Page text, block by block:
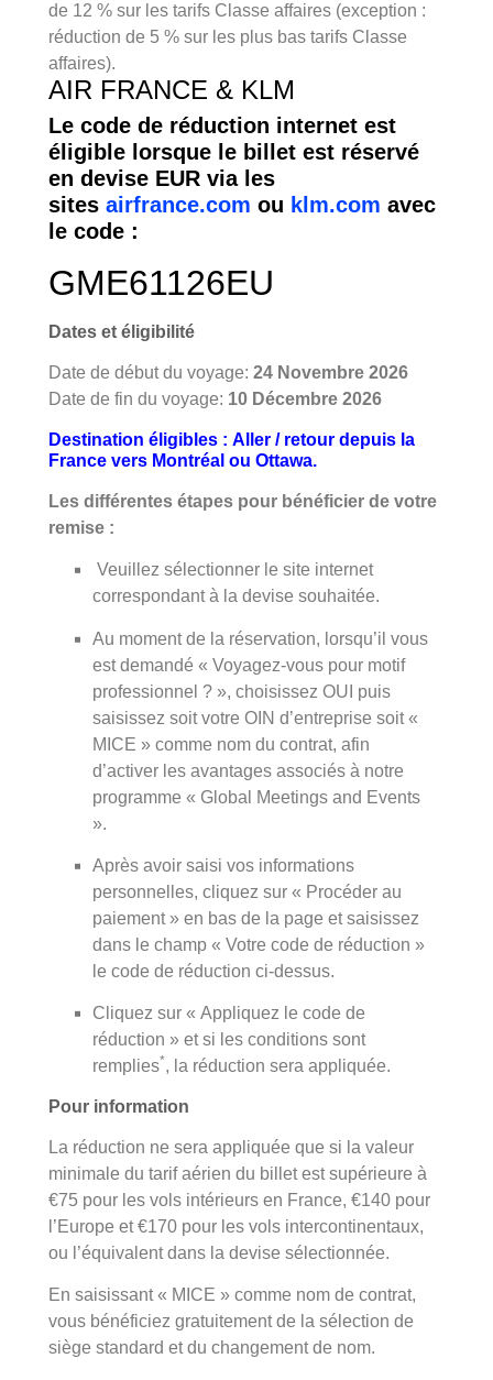
de 12 % sur les tarifs Classe affaires (exception :
réduction de 5 % sur les plus bas tarifs Classe
affaires).
AIR FRANCE & KLM
Le code de réduction internet est
éligible lorsque le billet est réservé
en devise EUR via les
sites airfrance.com ou klm.com avec
le code :
GME61126EU
Dates et éligibilité
Date de début du voyage: 24 Novembre 2026
Date de fin du voyage: 10 Décembre 2026
Destination éligibles : Aller / retour depuis la
France vers Montréal ou Ottawa.
Les différentes étapes pour bénéficier de votre
remise :
Veuillez sélectionner le site internet
correspondant à la devise souhaitée.
Au moment de la réservation, lorsqu’il vous
est demandé « Voyagez-vous pour motif
professionnel ? », choisissez OUI puis
saisissez soit votre OIN d’entreprise soit «
MICE » comme nom du contrat, afin
d’activer les avantages associés à notre
programme « Global Meetings and Events
».
Après avoir saisi vos informations
personnelles, cliquez sur « Procéder au
paiement » en bas de la page et saisissez
dans le champ « Votre code de réduction »
le code de réduction ci-dessus.
Cliquez sur « Appliquez le code de
réduction » et si les conditions sont
remplies*, la réduction sera appliquée.
Pour information
La réduction ne sera appliquée que si la valeur
minimale du tarif aérien du billet est supérieure à
€75 pour les vols intérieurs en France, €140 pour
l’Europe et €170 pour les vols intercontinentaux,
ou l’équivalent dans la devise sélectionnée.
En saisissant « MICE » comme nom de contrat,
vous bénéficiez gratuitement de la sélection de
siège standard et du changement de nom.